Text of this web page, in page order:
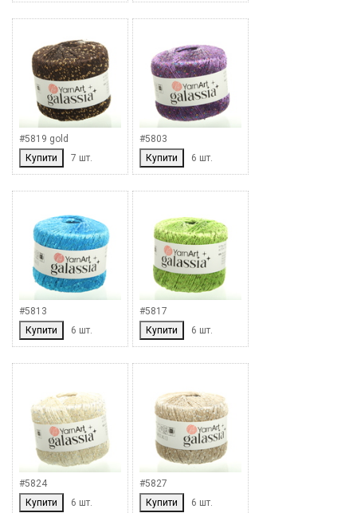
#5819 gold
Купити
7 шт.
#5803
Купити
6 шт.
#5813
Купити
6 шт.
#5817
Купити
6 шт.
#5824
Купити
6 шт.
#5827
Купити
6 шт.